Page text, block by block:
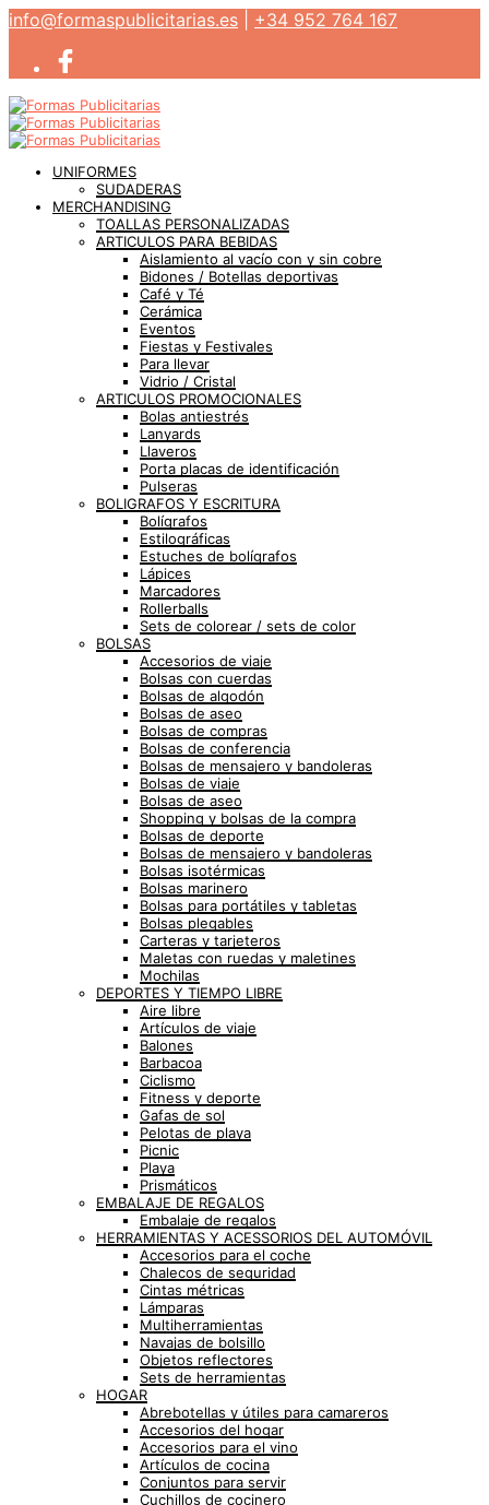
info@formaspublicitarias.es +34 952 764 167
UNIFORMES
SUDADERAS
MERCHANDISING
TOALLAS PERSONALIZADAS
ARTICULOS PARA BEBIDAS
Aislamiento al vacío con y sin cobre
Bidones / Botellas deportivas
Café y Té
Cerámica
Eventos
Fiestas y Festivales
Para llevar
Vidrio / Cristal
ARTICULOS PROMOCIONALES
Bolas antiestrés
Lanyards
Llaveros
Porta placas de identificación
Pulseras
BOLIGRAFOS Y ESCRITURA
Bolígrafos
Estilográficas
Estuches de bolígrafos
Lápices
Marcadores
Rollerballs
Sets de colorear / sets de color
BOLSAS
Accesorios de viaje
Bolsas con cuerdas
Bolsas de algodón
Bolsas de aseo
Bolsas de compras
Bolsas de conferencia
Bolsas de mensajero y bandoleras
Bolsas de viaje
Bolsas de aseo
Shopping y bolsas de la compra
Bolsas de deporte
Bolsas de mensajero y bandoleras
Bolsas isotérmicas
Bolsas marinero
Bolsas para portátiles y tabletas
Bolsas plegables
Carteras y tarjeteros
Maletas con ruedas y maletines
Mochilas
DEPORTES Y TIEMPO LIBRE
Aire libre
Artículos de viaje
Balones
Barbacoa
Ciclismo
Fitness y deporte
Gafas de sol
Pelotas de playa
Picnic
Playa
Prismáticos
EMBALAJE DE REGALOS
Embalaje de regalos
HERRAMIENTAS Y ACESSORIOS DEL AUTOMÓVIL
Accesorios para el coche
Chalecos de seguridad
Cintas métricas
Lámparas
Multiherramientas
Navajas de bolsillo
Objetos reflectores
Sets de herramientas
HOGAR
Abrebotellas y útiles para camareros
Accesorios del hogar
Accesorios para el vino
Artículos de cocina
Conjuntos para servir
Cuchillos de cocinero